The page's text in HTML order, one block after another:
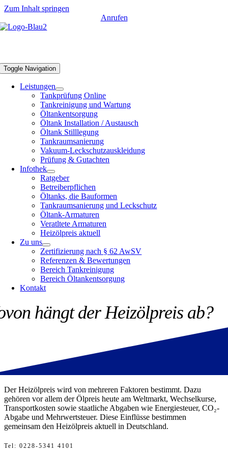
Zum Inhalt springen
Anrufen
Toggle Navigation
Leistungen
Tankprüfung Online
Tankreinigung und Wartung
Öltankentsorgung
Öltank Installation / Austausch
Öltank Stilllegung
Tankraumsanierung
Vakuum-Leckschutzauskleidung
Prüfung & Gutachten
Infothek
Ratgeber
Betreiberpflichen
Öltanks, die Bauformen
Tankraumsanierung und Leckschutz
Öltank-Armaturen
Veratltete Armaturen
Heizölpreis aktuell
Zu uns
Zertifizierung nach § 62 AwSV
Referenzen & Bewertungen
Bereich Tankreinigung
Bereich Öltankentsorgung
Kontakt
hängt der Heizölpreis ab?
Der Heizölpreis wird von mehreren Faktoren bestimmt. Dazu
gehören vor allem der Ölpreis heute am Weltmarkt, Wechselkurse,
Transportkosten sowie staatliche Abgaben wie Energiesteuer, CO₂-
Abgabe und Mehrwertsteuer. Diese Einflüsse bestimmen
gemeinsam den Heizölpreis aktuell in Deutschland.
Tel : 0228-5341 4101